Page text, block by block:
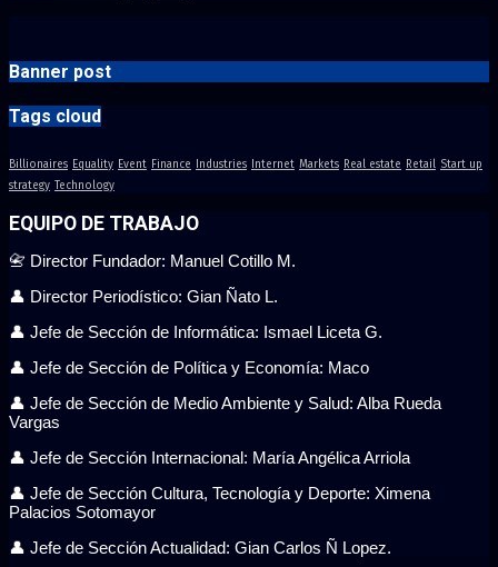
Banner post
Tags cloud
Billionaires Equality Event Finance Industries Internet Markets Real estate Retail Start up
strategy Technology
EQUIPO DE TRABAJO
📇 Director Fundador: Manuel Cotillo M.
👤 Director Periodístico: Gian Ñato L.
👤 Jefe de Sección de Informática: Ismael Liceta G.
👤 Jefe de Sección de Política y Economía: Maco
👤 Jefe de Sección de Medio Ambiente y Salud: Alba Rueda
Vargas
👤 Jefe de Sección Internacional: María Angélica Arriola
👤 Jefe de Sección Cultura, Tecnología y Deporte: Ximena
Palacios Sotomayor
👤 Jefe de Sección Actualidad: Gian Carlos Ñ Lopez.